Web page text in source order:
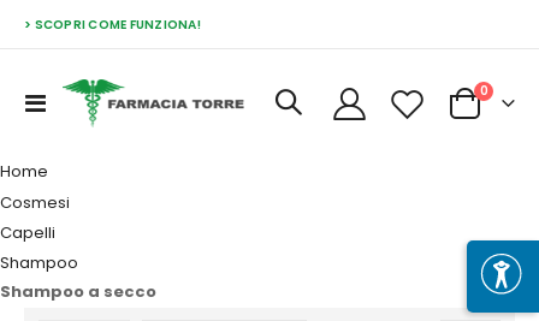
> SCOPRI COME FUNZIONA!
Toggle
Cart
0
Home
Cosmesi
Capelli
Shampoo
Shampoo a secco